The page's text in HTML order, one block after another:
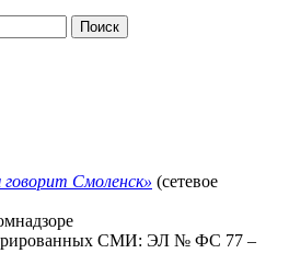
Смоленск» (сетевое
СМИ: ЭЛ № ФС 77 –